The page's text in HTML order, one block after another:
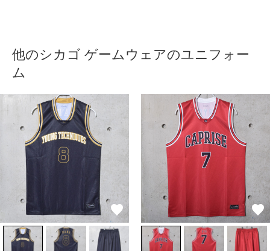
他のシカゴ ゲームウェアのユニフォー
ム